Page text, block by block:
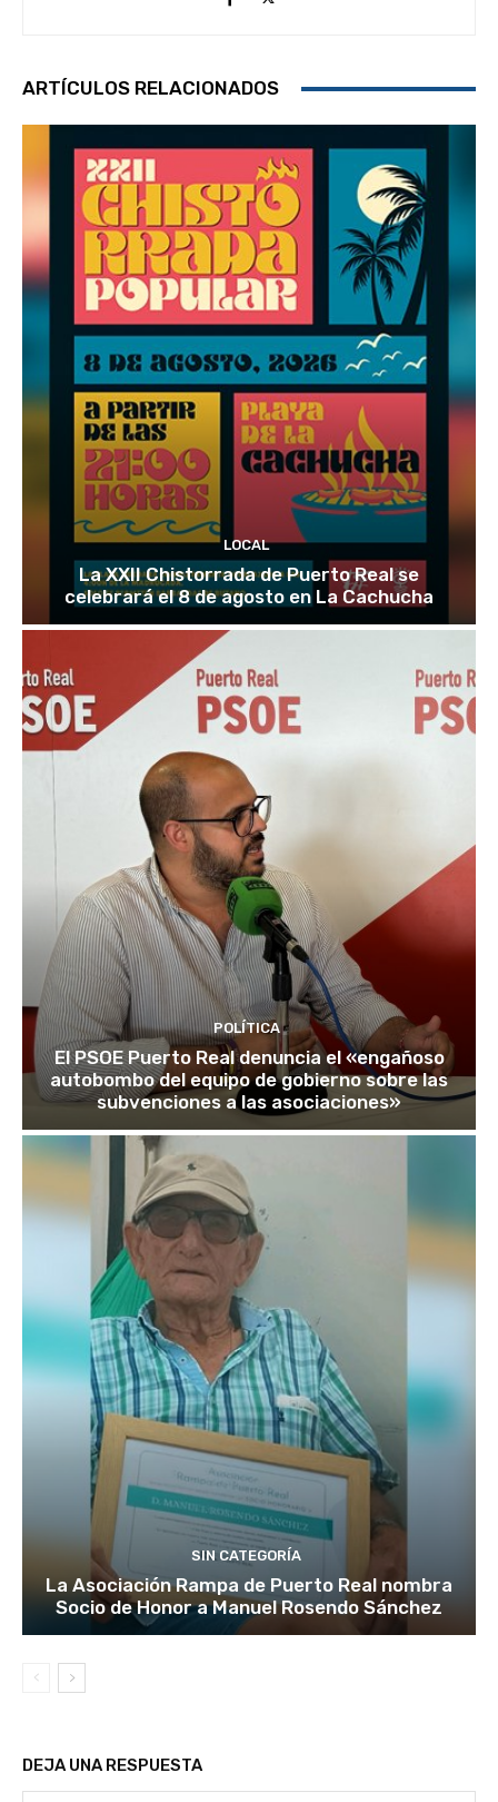
ARTÍCULOS RELACIONADOS
LOCAL
La XXII Chistorrada de Puerto Real se
celebrará el 8 de agosto en La Cachucha
POLÍTICA
El PSOE Puerto Real denuncia el «engañoso
autobombo del equipo de gobierno sobre las
subvenciones a las asociaciones»
SIN CATEGORÍA
La Asociación Rampa de Puerto Real nombra
Socio de Honor a Manuel Rosendo Sánchez
DEJA UNA RESPUESTA